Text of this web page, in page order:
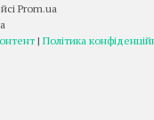
Prom.ua
| Політика